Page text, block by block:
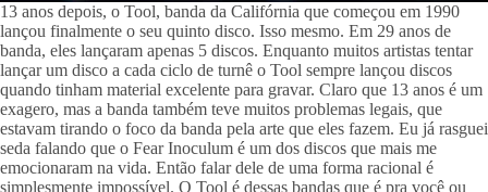
13 anos depois, o Tool, banda da Califórnia que começou em 1990
lançou finalmente o seu quinto disco. Isso mesmo. Em 29 anos de
banda, eles lançaram apenas 5 discos. Enquanto muitos artistas tentar
lançar um disco a cada ciclo de turnê o Tool sempre lançou discos
quando tinham material excelente para gravar. Claro que 13 anos é um
exagero, mas a banda também teve muitos problemas legais, que
estavam tirando o foco da banda pela arte que eles fazem. Eu já rasguei
seda falando que o Fear Inoculum é um dos discos que mais me
emocionaram na vida. Então falar dele de uma forma racional é
simplesmente impossível. O Tool é dessas bandas que é pra você ou